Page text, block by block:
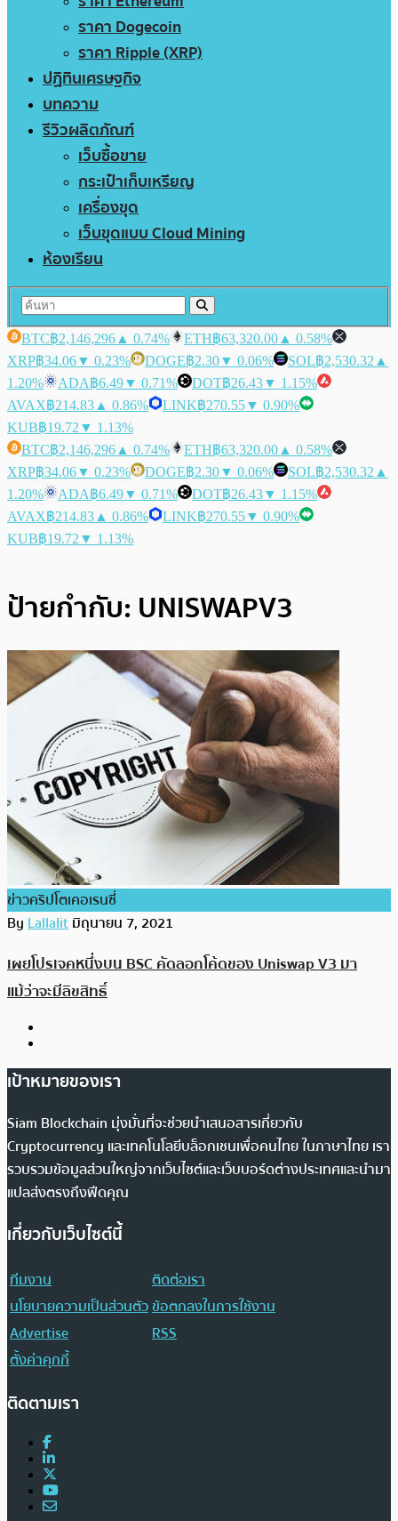
ราคา Dogecoin
ราคา Ripple (XRP)
ปฏิทินเศรษฐกิจ
บทความ
รีวิวผลิตภัณฑ์
เว็บซื้อขาย
กระเป๋าเก็บเหรียญ
เครื่องขุด
เว็บขุดแบบ Cloud Mining
ห้องเรียน
BTC฿2,146,296 ▲ 0.74% ETH฿63,320.00 ▲ 0.58%
XRP฿34.06▼ 0.23% DOGE฿2.30▼ 0.06% SOL฿2,530.32 ▲
1.20%
ADA฿6.49▼ 0.71% DOT฿26.43▼ 1.15%
AVAX฿214.83 ▲ 0.86% LINK฿270.55▼ 0.90%
KUB฿19.72 ▼ 1.13%
BTC฿2,146,296 ▲ 0.74% ETH฿63,320.00 ▲ 0.58%
XRP฿34.06▼ 0.23% DOGE฿2.30▼ 0.06% SOL฿2,530.32 ▲
1.20%
ADA฿6.49▼ 0.71% DOT฿26.43▼ 1.15%
AVAX฿214.83 ▲ 0.86% LINK฿270.55▼ 0.90%
KUB฿19.72 ▼ 1.13%
ป้ายกำกับ: UNISWAPV3
ข่าวคริปโตเคอเรนซี่
ByLallalitมิถุนายน 7, 2021
เผยโปรเจคหนึ่งบน BSC คัดลอกโค้ดของ Uniswap V3 มา
แม้ว่าจะมีลิขสิทธิ์
เป้าหมายของเรา
Siam Blockchain มุ่งมั่นที่จะช่วยนำเสนอสารเกี่ยวกับ
Cryptocurrency และเทคโนโลยีบล็อกเชนเพื่อคนไทย ในภาษาไทย เรา
รวบรวมข้อมูลส่วนใหญ่จากเว็บไซต์และเว็บบอร์ดต่างประเทศและนำมา
แปลส่งตรงถึงฟีดคุณ
เกี่ยวกับเว็บไซต์นี้
ทีมงาน
ติดต่อเรา
นโยบายความเป็นส่วนตัวข้อตกลงในการใช้งาน
Advertise
RSS
ตั้งค่าคุกกี้
ติดตามเรา